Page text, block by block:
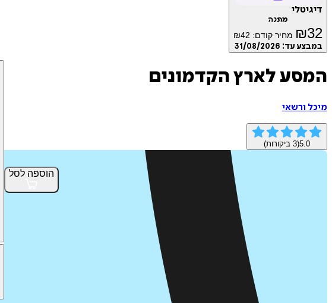
דיגיטלי
מתנה
₪32 מחיר קודם: ₪42
במבצע עד: 31/08/2026
הוספה לסל
המסע לארץ הקדמונים
מיכל ורשאי‏
5.0
(
3 ביקורות)